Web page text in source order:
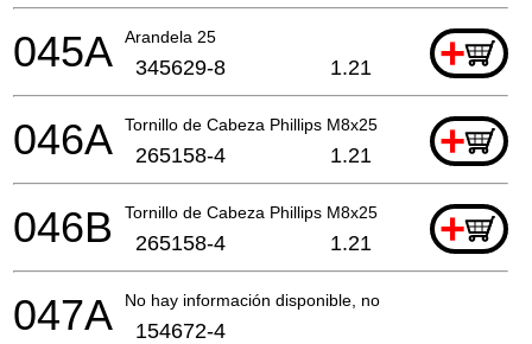
Arandela 25 +
045A 345629-8 1.21
Tornillo de Cabeza Phillips M8x25 +
046A 265158-4 1.21
Tornillo de Cabeza Phillips M8x25 +
046B 265158-4 1.21
No hay información disponible, no se puede pedir
047A 154672-4